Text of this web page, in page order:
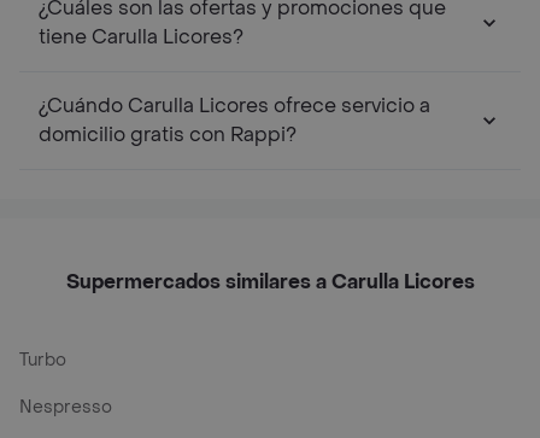
¿Cuáles son las ofertas y promociones que
tiene Carulla Licores?
¿Cuándo Carulla Licores ofrece servicio a
domicilio gratis con Rappi?
Supermercados similares a Carulla Licores
Turbo
Nespresso